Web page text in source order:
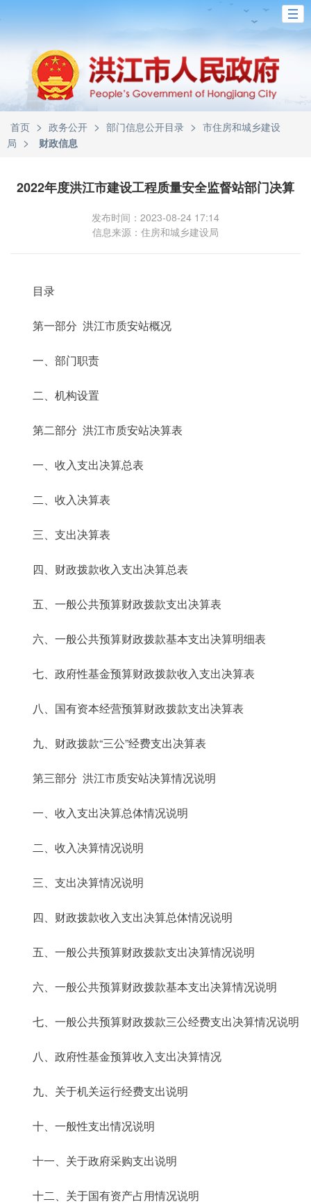
首页 > 政务公开 > 部门信息公开目录 > 市住房和城乡建设
局 > 财政信息
2022年度洪江市建设工程质量安全监督站部门决算
发布时间：2023-08-24 17:14
信息来源：住房和城乡建设局
目录
第一部分 洪江市质安站概况
一、部门职责
二、机构设置
第二部分 洪江市质安站决算表
一、收入支出决算总表
二、收入决算表
三、支出决算表
四、财政拨款收入支出决算总表
五、一般公共预算财政拨款支出决算表
六、一般公共预算财政拨款基本支出决算明细表
七、政府性基金预算财政拨款收入支出决算表
八、国有资本经营预算财政拨款支出决算表
九、财政拨款“三公”经费支出决算表
第三部分 洪江市质安站决算情况说明
一、收入支出决算总体情况说明
二、收入决算情况说明
三、支出决算情况说明
四、财政拨款收入支出决算总体情况说明
五、一般公共预算财政拨款支出决算情况说明
六、一般公共预算财政拨款基本支出决算情况说明
七、一般公共预算财政拨款三公经费支出决算情况说明
八、政府性基金预算收入支出决算情况
九、关于机关运行经费支出说明
十、一般性支出情况说明
十一、关于政府采购支出说明
十二、关于国有资产占用情况说明